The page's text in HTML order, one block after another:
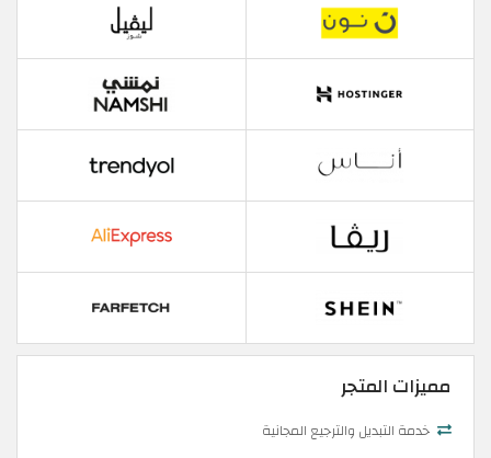
مميزات المتجر
خدمة التبديل والترجيع المجانية